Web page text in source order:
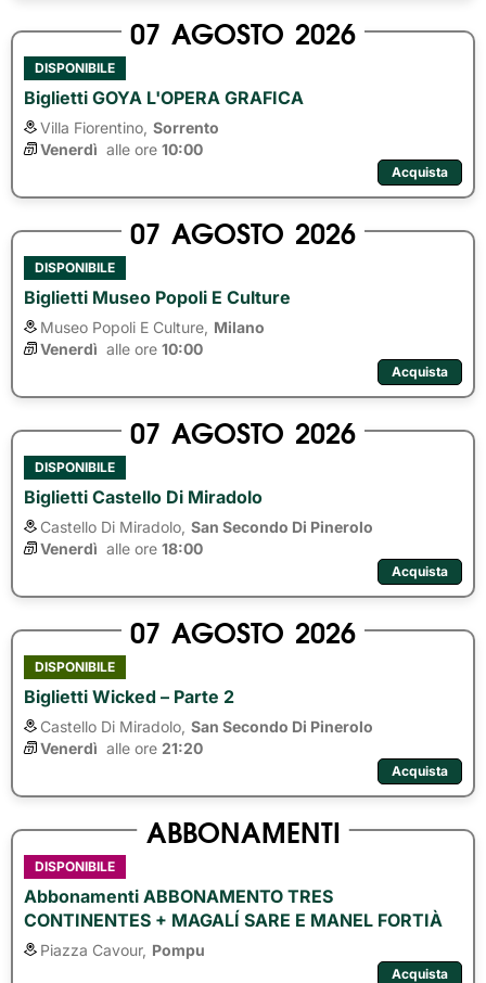
07 AGOSTO 2026
DISPONIBILE
Biglietti GOYA L'OPERA GRAFICA
Villa Fiorentino, Sorrento
Venerdì alle ore 10:00
Acquista
07 AGOSTO 2026
DISPONIBILE
Biglietti Museo Popoli E Culture
Museo Popoli E Culture, Milano
Venerdì alle ore 10:00
Acquista
07 AGOSTO 2026
DISPONIBILE
Biglietti Castello Di Miradolo
Castello Di Miradolo, San Secondo Di Pinerolo
Venerdì alle ore 18:00
Acquista
07 AGOSTO 2026
DISPONIBILE
Biglietti Wicked – Parte 2
Castello Di Miradolo, San Secondo Di Pinerolo
Venerdì alle ore 21:20
Acquista
ABBONAMENTI
DISPONIBILE
Abbonamenti ABBONAMENTO TRES
CONTINENTES + MAGALÍ SARE E MANEL FORTIÀ
Piazza Cavour, Pompu
Acquista